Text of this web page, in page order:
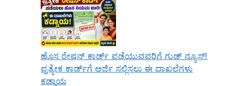
ಹೊಸ ರೇಷನ್ ಕಾರ್ಡ್ ಪಡೆಯುವವರಿಗೆ ಗುಡ್ ನ್ಯೂಸ್!
ಪ್ರತ್ಯೇಕ ಕಾರ್ಡ್‌ಗೆ ಅರ್ಜಿ ಸಲ್ಲಿಸಲು ಈ ದಾಖಲೆಗಳು
ಕಡ್ಡಾಯ